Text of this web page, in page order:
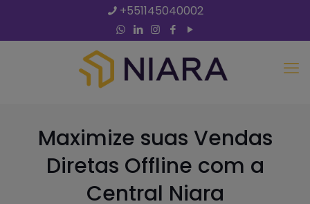
+551145040002
Maximize suas Vendas
Diretas Offline com a
Central Niara